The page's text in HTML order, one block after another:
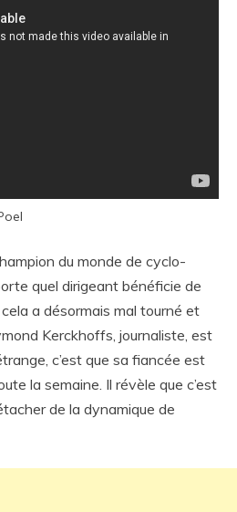
du monde de cyclo-
quel dirigeant bénéficie de
a désormais mal tourné et
Kerckhoffs, journaliste, est
c’est que sa fiancée est
la semaine. Il révèle que c’est
de la dynamique de